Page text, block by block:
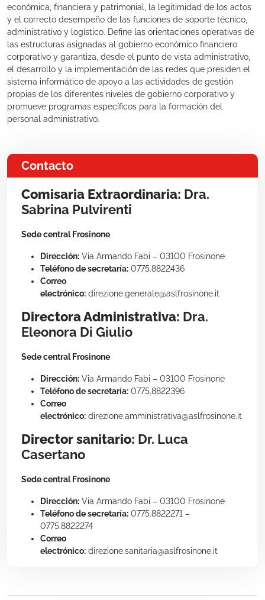
económica, financiera y patrimonial, la legitimidad de los actos
y el correcto desempeño de las funciones de soporte técnico,
administrativo y logístico. Define las orientaciones operativas de
las estructuras asignadas al gobierno económico financiero
corporativo y garantiza, desde el punto de vista administrativo,
el desarrollo y la implementación de las redes que presiden el
sistema informático de apoyo a las actividades de gestión
propias de los diferentes niveles de gobierno corporativo y
promueve programas específicos para la formación del
personal administrativo.
Contacto
Comisaria Extraordinaria: Dra.
Sabrina Pulvirenti
Sede central Frosinone
Dirección: Via Armando Fabi – 03100 Frosinone
Teléfono de secretaría: 0775.8822436
Correo
electrónico: direzione.generale@aslfrosinone.it
Directora Administrativa: Dra.
Eleonora Di Giulio
Sede central Frosinone
Dirección: Via Armando Fabi – 03100 Frosinone
Teléfono de secretaría: 0775.8822396
Correo
electrónico: direzione.amministrativa@aslfrosinone.it
Director sanitario: Dr. Luca
Casertano
Sede central Frosinone
Dirección: Via Armando Fabi – 03100 Frosinone
Teléfono de secretaría: 0775.8822271 –
0775.8822274
Correo
electrónico: direzione.sanitaria@aslfrosinone.it